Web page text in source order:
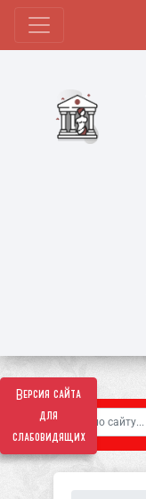
Версия сайта
для
слабовидящих